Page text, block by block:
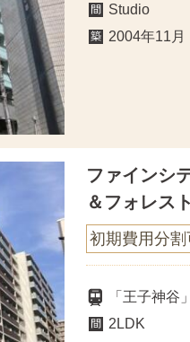
Studio
2004年11月
ファインシ
＆フォレス
初期費用分割
「王子神
2LDK